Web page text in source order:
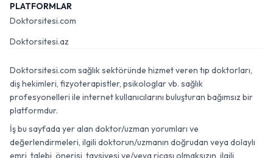
PLATFORMLAR
Doktorsitesi.com
Doktorsitesi.az
Doktorsitesi.com sağlık sektöründe hizmet veren tıp doktorları,
diş hekimleri, fizyoterapistler, psikologlar vb. sağlık
profesyonelleri ile internet kullanıcılarını buluşturan bağımsız bir
platformdur.
İş bu sayfada yer alan doktor/uzman yorumları ve
değerlendirmeleri, ilgili doktorun/uzmanın doğrudan veya dolaylı
emri, talebi, önerisi, tavsiyesi ve/veya ricası olmaksızın, ilgili